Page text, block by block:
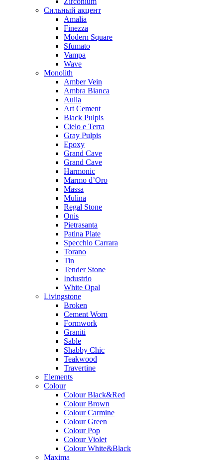
Сильный акцент
Amalia
Finezza
Modern Square
Sfumato
Vampa
Wave
Monolith
Amber Vein
Ambra Bianca
Aulla
Art Cement
Black Pulpis
Cielo e Terra
Gray Pulpis
Epoxy
Grand Cave
Grand Cave
Harmonic
Marmo d’Oro
Massa
Mulina
Regal Stone
Onis
Pietrasanta
Patina Plate
Specchio Carrara
Torano
Tin
Tender Stone
Industrio
White Opal
Livingstone
Broken
Cement Worn
Formwork
Graniti
Sable
Shabby Chic
Teakwood
Travertine
Elements
Colour
Colour Black&Red
Colour Brown
Colour Carmine
Colour Green
Colour Pop
Colour Violet
Colour White&Black
Maxima